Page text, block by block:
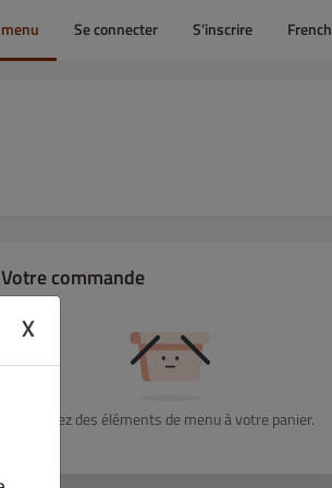
Se connecter S’inscrire French
Votre commande
Ajoutez des éléments de menu à votre panier.
X